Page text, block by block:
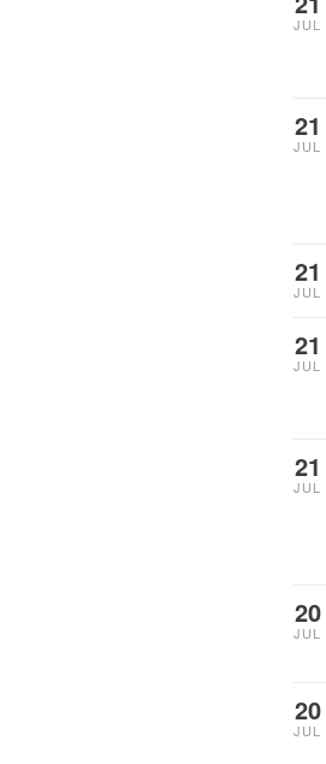
JUL
21
JUL
21
JUL
21
JUL
21
JUL
20
JUL
20
JUL